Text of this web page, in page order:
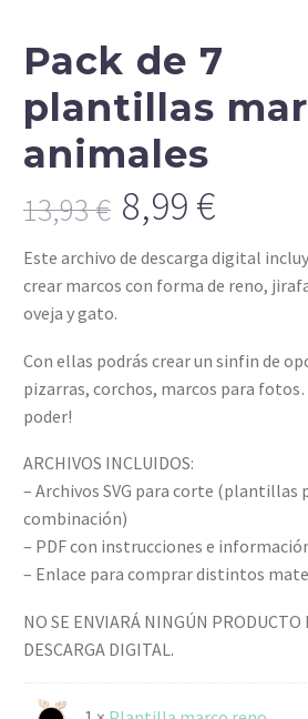
Pack de 7
plantillas
animales
13,93€
Original
price
was:
13,93 €.
8,99 €
Current
price
is:
8,99 €.
Este archivo de descarga digital
crear marcos con forma de reno,
oveja y gato.
Con ellas podrás crear un sinfin de
pizarras, corchos, marcos para
poder!
ARCHIVOS INCLUIDOS:
– Archivos SVG para corte (plantillas
combinación)
– PDF con instrucciones e
– Enlace para comprar distintos
NO SE ENVIARÁ NINGÚN PRODUCTO
DESCARGA DIGITAL.